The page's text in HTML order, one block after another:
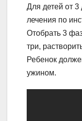
Для детей от 3
лечения по
Отобрать 3
три,
Ребенок
ужином.